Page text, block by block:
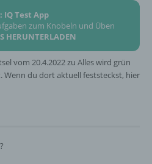
IQ Test App
zum Knobeln und Üben
HERUNTERLADEN
vom 20.4.2022 zu Alles wird grün
Wenn du dort aktuell feststeckst, hier